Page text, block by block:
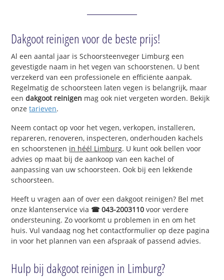
Dakgoot reinigen voor de beste prijs!
Al een aantal jaar is Schoorsteenveger Limburg een
gevestigde naam in het vegen van schoorstenen. U bent
verzekerd van een professionele en efficiënte aanpak.
Regelmatig de schoorsteen laten vegen is belangrijk, maar
eendakgoot reinigen mag ook niet vergeten worden. Bekijk
onzetarieven.
Neem contact op voor het vegen, verkopen, installeren,
repareren, renoveren, inspecteren, onderhouden kachels
en schoorstenen in héél Limburg. U kunt ook bellen voor
advies op maat bij de aankoop van een kachel of
aanpassing van uw schoorsteen. Ook bij een lekkende
schoorsteen.
Heeft u vragen aan of over een dakgoot reinigen? Bel met
onze klantenservice via ☎ 043-2003110 voor verdere
ondersteuning. Zo voorkomt u problemen in en om het
huis. Vul vandaag nog het contactformulier op deze pagina
in voor het plannen van een afspraak of passend advies.
Hulp bij dakgoot reinigen in Limburg?